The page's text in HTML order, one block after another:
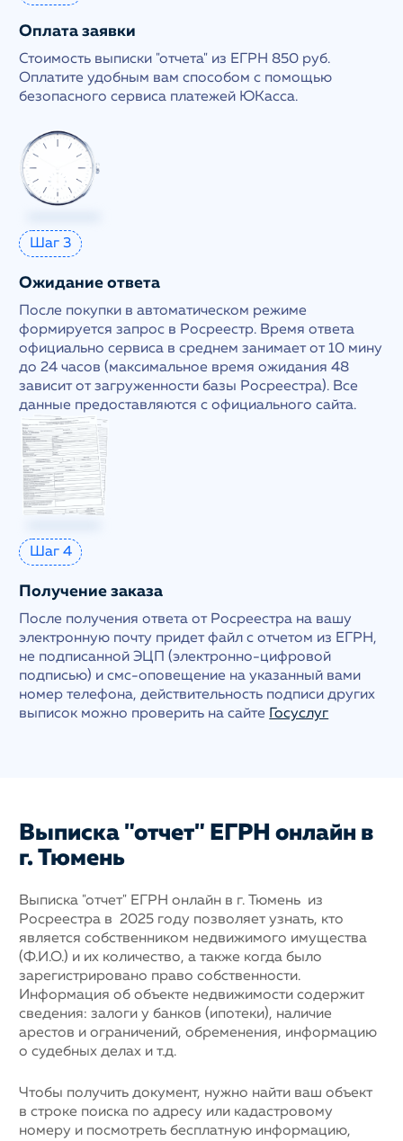
Оплата заявки
Стоимость выписки "отчета" из ЕГРН 850 руб.
Оплатите удобным вам способом с помощью
безопасного сервиса платежей ЮКасса.
Шаг 3
Ожидание ответа
После покупки в автоматическом режиме
формируется запрос в Росреестр. Время ответа
официально сервиса в среднем занимает от 10 мину
до 24 часов (максимальное время ожидания 48
зависит от загруженности базы Росреестра). Все
данные предоставляются с официального сайта.
Шаг 4
Получение заказа
После получения ответа от Росреестра на вашу
электронную почту придет файл с отчетом из ЕГРН,
не подписанной ЭЦП (электронно-цифровой
подписью) и смс-оповещение на указанный вами
номер телефона, действительность подписи других
выписок можно проверить на сайте
Госуслуг
Выписка "отчет" ЕГРН онлайн в
г. Тюмень
Выписка "отчет" ЕГРН онлайн в г. Тюмень из
Росреестра в 2025 году позволяет узнать, кто
является собственником недвижимого имущества
(Ф.И.О.) и их количество, а также когда было
зарегистрировано право собственности.
Информация об объекте недвижимости содержит
сведения: залоги у банков (ипотеки), наличие
арестов и ограничений, обременения, информацию
о судебных делах и т.д.
Чтобы получить документ, нужно найти ваш объект
в строке поиска по адресу или кадастровому
номеру и посмотреть бесплатную информацию,